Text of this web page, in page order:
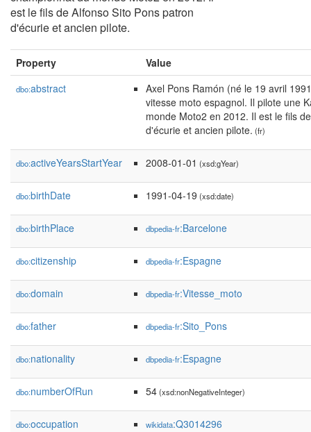
est le fils de Alfonso Sito Pons patron
d'écurie et ancien pilote.
Property Value
dbo:abstract
Axel Pons Ramón (né le 19 avril
vitesse moto espagnol. Il pilote une
monde Moto2 en 2012. Il est le fils
d'écurie et ancien pilote. (fr)
dbo:activeYearsStartYear 2008-01-01 (xsd:gYear)
dbo:birthDate 1991-04-19 (xsd:date)
dbo:birthPlace dbpedia-fr:Barcelone
dbo:citizenship dbpedia-fr:Espagne
dbo:domain dbpedia-fr:Vitesse_moto
dbo:father dbpedia-fr:Sito_Pons
dbo:nationality dbpedia-fr:Espagne
dbo:numberOfRun 54(xsd:nonNegativeInteger)
dbo:occupation wikidata:Q3014296